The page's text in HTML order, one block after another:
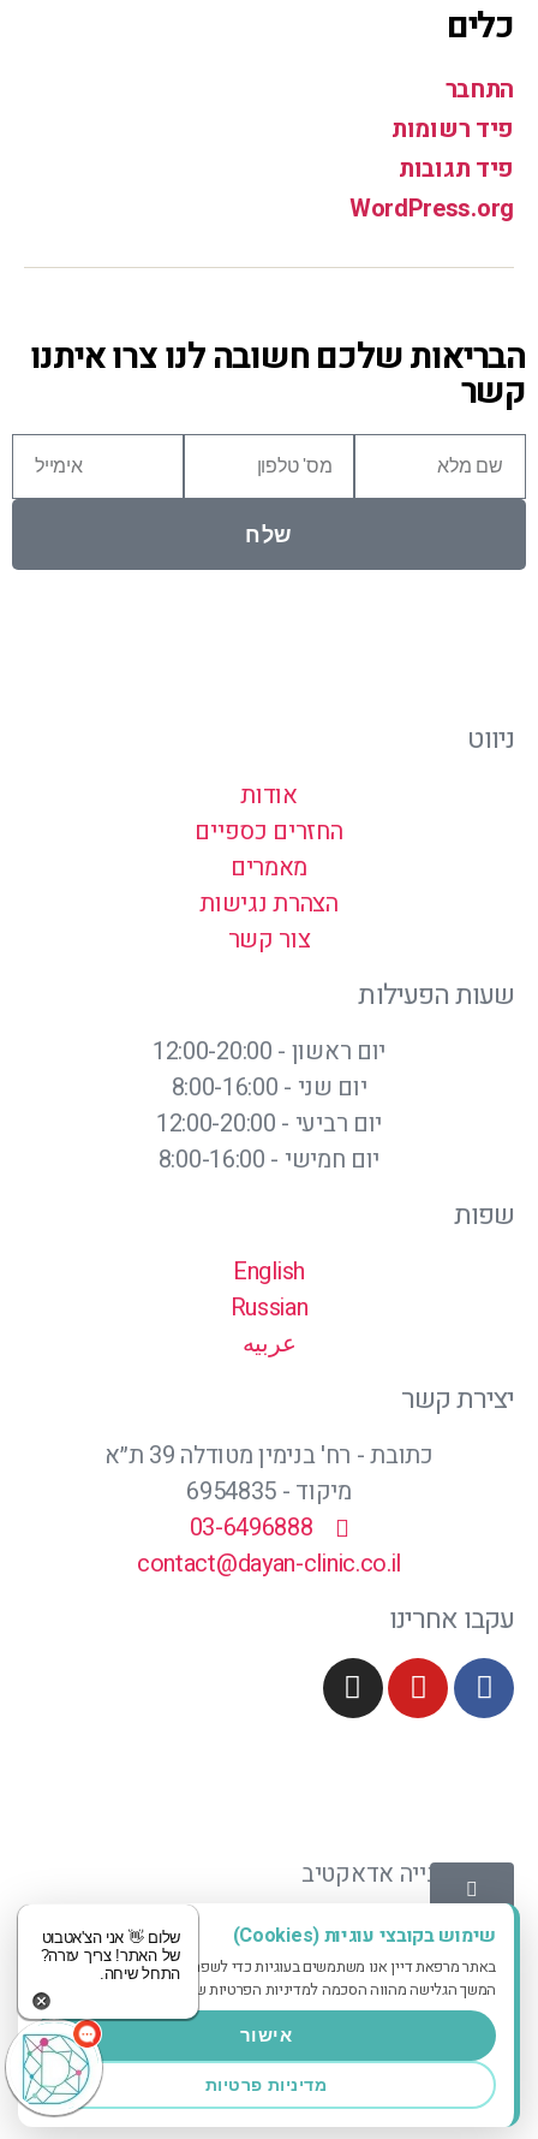
כלים
התחבר
פיד רשומות
פיד תגובות
WordPress.org
הבריאות שלכם חשובה לנו צרו איתנו
קשר
שלח
ניווט
אודות
החזרים כספיים
מאמרים
הצהרת נגישות
צור קשר
שעות הפעילות
יום ראשון - 12:00-20:00
יום שני - 8:00-16:00
יום רביעי - 12:00-20:00
יום חמישי - 8:00-16:00
שפות
English
Russian
عربيه
יצירת קשר
כתובת - רח' בנימין מטודלה 39 ת״א
מיקוד - 6954835
03-6496888
contact@dayan-clinic.co.il
עקבו אחרינו
עיצוב ובנייה אדאקטיב
שימוש בקובצי עוגיות (Cookies)
באתר מרפאת דיין אנו משתמשים בעוגיות כדי לשפר את חווית הגלישה שלך.
המשך הגלישה מהווה הסכמה למדיניות הפרטיות שלנו.
אישור
מדיניות פרטיות
שלום 👋 אני הצ'אטבוט
של האתר! צריך עזרה?
התחל שיחה.